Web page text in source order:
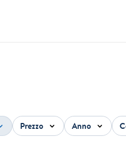
Prezzo Anno